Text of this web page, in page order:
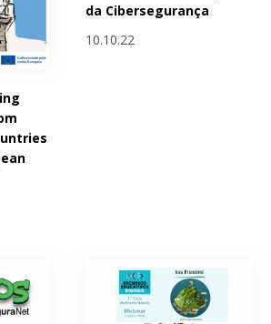
da Cibersegurança
10.10.22